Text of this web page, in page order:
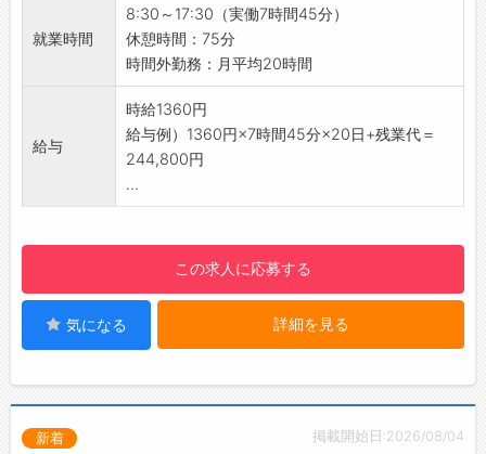
【職場の雰囲気】
落ち着いた雰囲気の中自分のペースでお仕事い
ただけます。
・日勤帯、土日休みでプライベートも充実！！
・有給休暇取得率：86％（2024年度全社員実
績）
・産休取得率100％：女性100％・男性75％
【社内設備】
・冷蔵庫
・ウォーターサーバー
・ノルマ、新規開拓、飛び込み営業は、一切あ
りません◎
・支店や営業所のチームワークで、売上目標に
向かって活動します！
【紹介予定派遣♪】
・半年後には雇用切替◎
◆給与前払い制度あり！
勤務実績に応じて、給与前払いが可能です◎
簡単申請！簡単受取！日払い即日払い対応！
☆----------------------------------------
☆
即日対応!!フォロー体制もバッチリ
登録はご自宅からお電話で可能です◎
就業時間
8:30～17:30（実働7時間45分）
休憩時間：75分
時間外勤務：月平均20時間
給与
時給1360円
給与例）1360円×7時間45分×20日+残業代＝
244,800円
...
この求人に応募する
気になる 詳細を見る
掲載開始日:2026/08/04
新着